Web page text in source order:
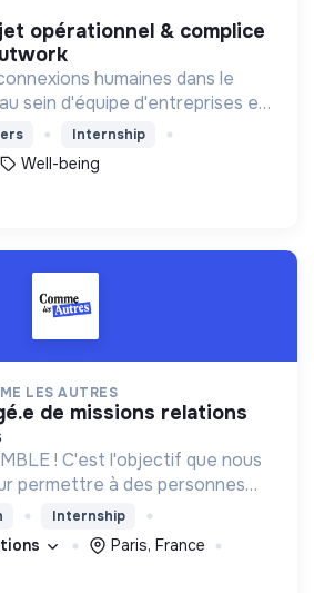
humaines dans le
sein d'équipe d'entreprises en
à fort impact humain
Internship
Well-being
LES AUTRES
! C'est l'objectif que nous
permettre à des personnes
moteur de se reconstruire
vie épanouie !
Internship
Paris, France